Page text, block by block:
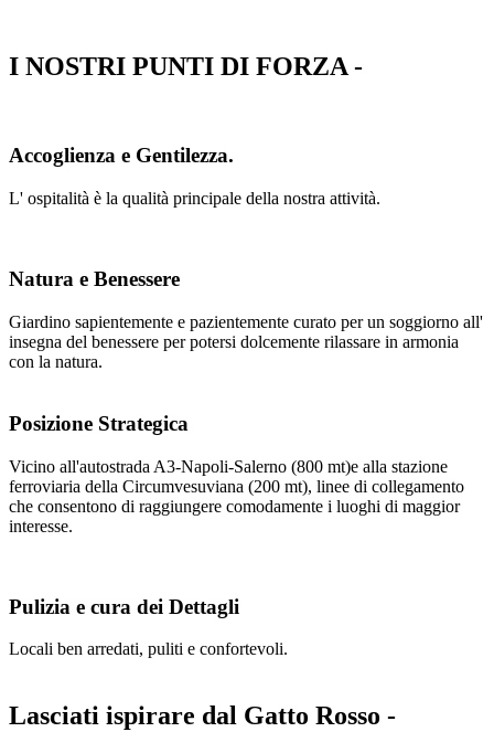
I NOSTRI PUNTI DI FORZA -
Accoglienza e Gentilezza.
L' ospitalità è la qualità principale della nostra attività.
Natura e Benessere
Giardino sapientemente e pazientemente curato per un soggiorno all'
insegna del benessere per potersi dolcemente rilassare in armonia
con la natura.
Posizione Strategica
Vicino all'autostrada A3-Napoli-Salerno (800 mt)e alla stazione
ferroviaria della Circumvesuviana (200 mt), linee di collegamento
che consentono di raggiungere comodamente i luoghi di maggior
interesse.
Pulizia e cura dei Dettagli
Locali ben arredati, puliti e confortevoli.
Lasciati ispirare dal Gatto Rosso -